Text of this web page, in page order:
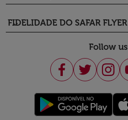
FIDELIDADE DO SAFAR FLYER
keyboard_arrow_down
Follow us